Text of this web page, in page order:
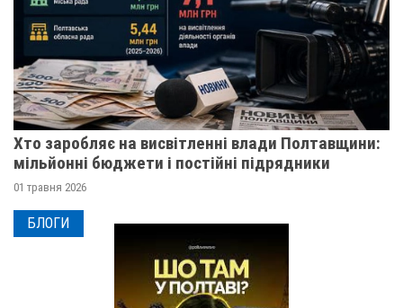
Хто заробляє на висвітленні влади Полтавщини:
мільйонні бюджети і постійні підрядники
01 травня 2026
БЛОГИ